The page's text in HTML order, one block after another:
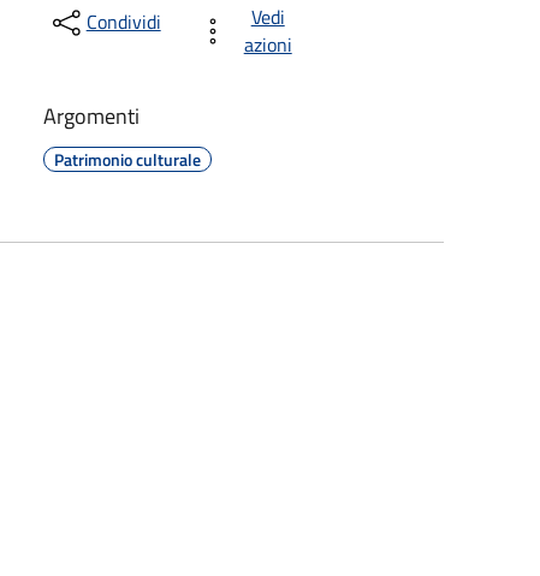
Condividi
Vedi
azioni
Argomenti
Patrimonio culturale